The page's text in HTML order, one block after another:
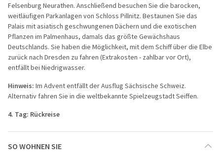
Felsenburg Neurathen. Anschließend besuchen Sie die barocken,
weitläufigen Parkanlagen von Schloss Pillnitz. Bestaunen Sie das
Palais mit asiatisch geschwungenen Dächern und die exotischen
Pflanzen im Palmenhaus, damals das größte Gewächshaus
Deutschlands. Sie haben die Möglichkeit, mit dem Schiff über die Elbe
zurück nach Dresden zu fahren (Extrakosten - zahlbar vor Ort),
entfällt bei Niedrigwasser.
Hinweis: Im Advent entfällt der Ausflug Sächsische Schweiz.
Alternativ fahren Sie in die weltbekannte Spielzeugstadt Seiffen.
4. Tag: Rückreise
SO WOHNEN SIE